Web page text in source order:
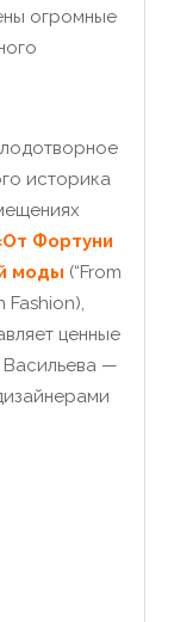
огромные
историка
Фортуни
моды (“From
Fashion),
ценные
Васильева —